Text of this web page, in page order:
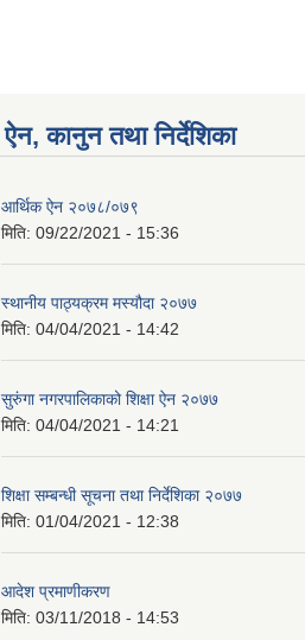
ऐन, कानुन तथा निर्देशिका
आर्थिक ऐन २०७८/०७९
मिति: 09/22/2021 - 15:36
स्थानीय पाठ्यक्रम मस्यौदा २०७७
मिति: 04/04/2021 - 14:42
सुरुंगा नगरपालिकाको शिक्षा ऐन २०७७
मिति: 04/04/2021 - 14:21
शिक्षा सम्बन्धी सूचना तथा निर्देशिका २०७७
मिति: 01/04/2021 - 12:38
आदेश प्रमाणीकरण
मिति: 03/11/2018 - 14:53